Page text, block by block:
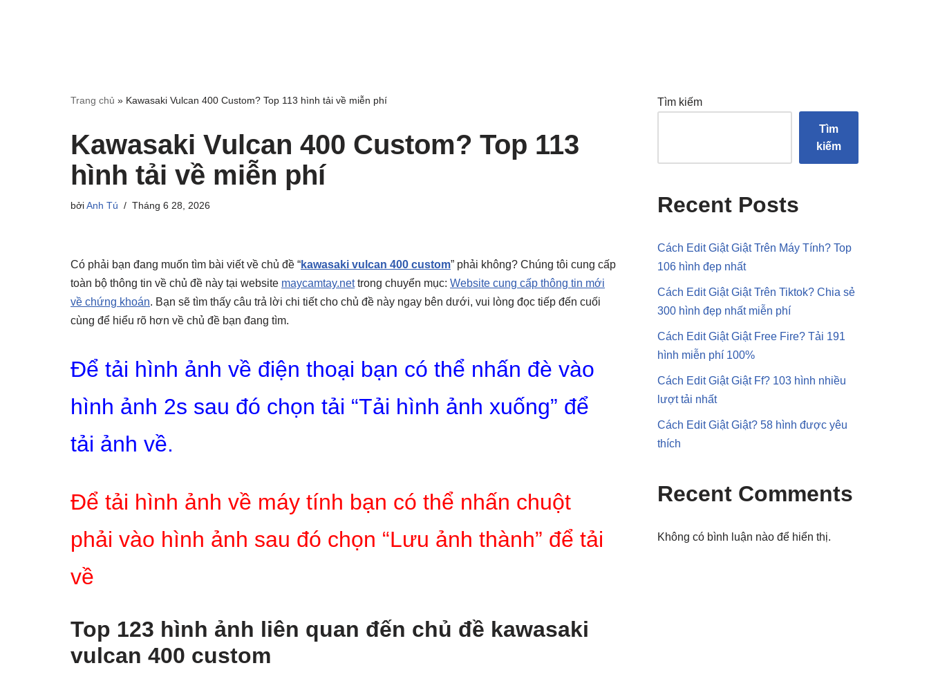
Trang chủ » Kawasaki Vulcan 400 Custom? Top 113 hình tải về miễn phí
Kawasaki Vulcan 400 Custom? Top 113
hình tải về miễn phí
bởiAnh Tú Tháng 6 28, 2026
Có phải bạn đang muốn tìm bài viết về chủ đề “kawasaki vulcan 400 custom” phải không? Chúng tôi cung cấp
toàn bộ thông tin về chủ đề này tại website maycamtay.nettrong chuyển mục: Website cung cấp thông tin mới
về chứng khoán. Bạn sẽ tìm thấy câu trả lời chi tiết cho chủ đề này ngay bên dưới, vui lòng đọc tiếp đến cuối
cùng để hiểu rõ hơn về chủ đề bạn đang tìm.
Để tải hình ảnh về điện thoại bạn có thể nhấn đè vào
hình ảnh 2s sau đó chọn tải “Tải hình ảnh xuống” để
tải ảnh về.
Để tải hình ảnh về máy tính bạn có thể nhấn chuột
phải vào hình ảnh sau đó chọn “Lưu ảnh thành” để tải
về
Top 123 hình ảnh liên quan đến chủ đề kawasaki
vulcan 400 custom
Tìm kiếm
Tìm
kiếm
Recent Posts
Cách Edit Giật Giật Trên Máy Tính? Top
106 hình đẹp nhất
Cách Edit Giật Giật Trên Tiktok? Chia sẻ
300 hình đẹp nhất miễn phí
Cách Edit Giật Giật Free Fire? Tải 191
hình miễn phí 100%
Cách Edit Giật Giật Ff? 103 hình nhiều
lượt tải nhất
Cách Edit Giật Giật? 58 hình được yêu
thích
Recent Comments
Không có bình luận nào để hiển thị.